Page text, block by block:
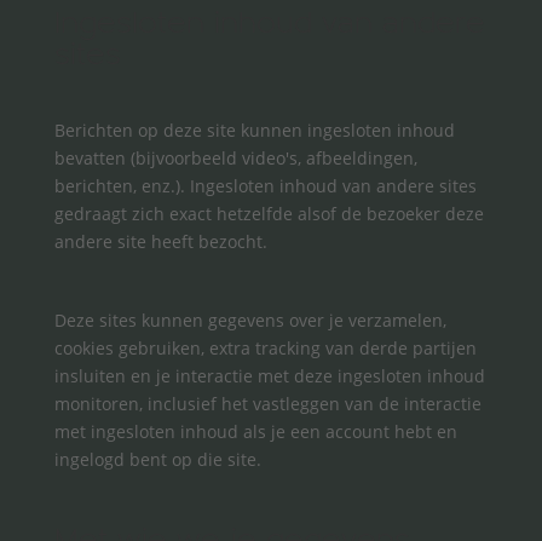
Berichten op deze site kunnen ingesloten inhoud
bevatten (bijvoorbeeld video's, afbeeldingen,
berichten, enz.). Ingesloten inhoud van andere sites
gedraagt zich exact hetzelfde alsof de bezoeker deze
andere site heeft bezocht.
Deze sites kunnen gegevens over je verzamelen,
cookies gebruiken, extra tracking van derde partijen
insluiten en je interactie met deze ingesloten inhoud
monitoren, inclusief het vastleggen van de interactie
met ingesloten inhoud als je een account hebt en
ingelogd bent op die site.